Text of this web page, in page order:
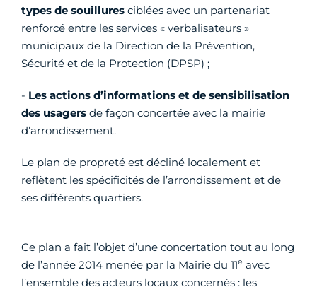
types de souillures ciblées avec un partenariat
renforcé entre les services « verbalisateurs »
municipaux de la Direction de la Prévention,
Sécurité et de la Protection (DPSP) ;
- Les actions d’informations et de sensibilisation
des usagers de façon concertée avec la mairie
d’arrondissement.
Le plan de propreté est décliné localement et
reflètent les spécificités de l’arrondissement et de
ses différents quartiers.
Ce plan a fait l’objet d’une concertation tout au long
de l’année 2014 menée par la Mairie du 11e avec
l’ensemble des acteurs locaux concernés : les